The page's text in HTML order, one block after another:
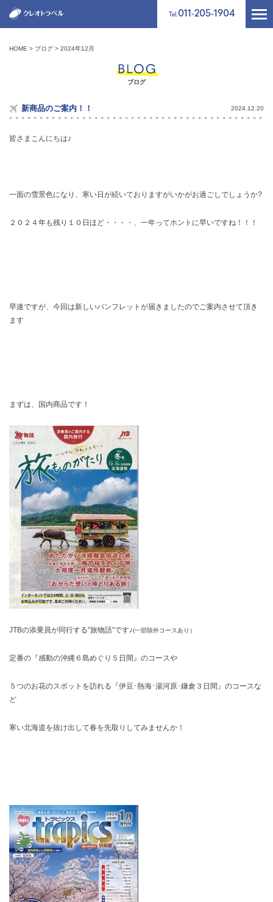
Tel.011-205-1904
HOME ブログ 2024年12月
ブログ
新商品のご案内！！ 2024.12.20
皆さまこんにちは♪
一面の雪景色になり、寒い日が続いておりますがいかがお過ごしでしょうか?
２０２４年も残り１０日ほど・・・・、一年ってホントに早いですね！！！
早速ですが、今回は新しいパンフレットが届きましたのでご案内させて頂き
ます
まずは、国内商品です！
JTBの添乗員が同行する”旅物語”です♪(一部除外コースあり）
定番の『感動の沖縄６島めぐり５日間』のコースや
５つのお花のスポットを訪れる『伊豆･熱海･湯河原･鎌倉３日間』のコースな
ど
寒い北海道を抜け出して春を先取りしてみませんか！